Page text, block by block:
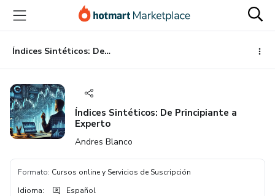
principal
página
de
página
Índices Sintéticos: De Principiante a Experto
Índices Sintéticos: De Principiante a
Experto
Andres Blanco
Formato: Cursos online y Servicios de Suscripción
Idioma: Español